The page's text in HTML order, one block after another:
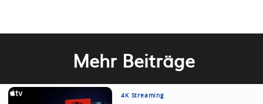
Mehr Beiträge
4K Streaming